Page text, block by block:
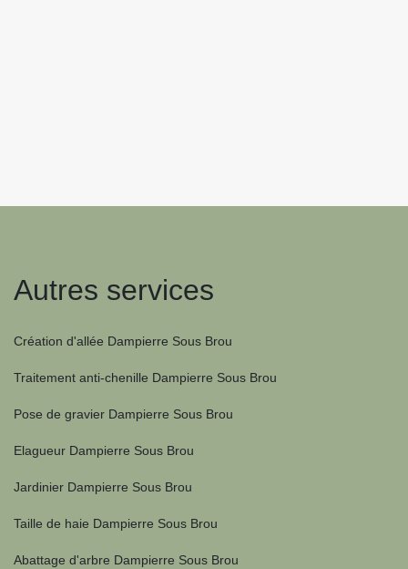
Autres services
Création d'allée Dampierre Sous Brou
Traitement anti-chenille Dampierre Sous Brou
Pose de gravier Dampierre Sous Brou
Elagueur Dampierre Sous Brou
Jardinier Dampierre Sous Brou
Taille de haie Dampierre Sous Brou
Abattage d'arbre Dampierre Sous Brou